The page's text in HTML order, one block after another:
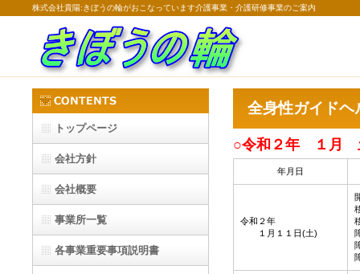
株式会社貴陽:きぼうの輪がおこなっています介護事業・介護研修事業のご案内
全身性ガイドヘ
○令和２年 １月
年月日
令和２年
１月１１日(土)
トップページ
会社方針
会社概要
事業所一覧
各事業重要事項説明書